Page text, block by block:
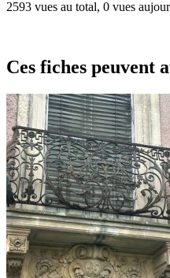
2593 vues au total, 0 vues
Ces fiches peuvent